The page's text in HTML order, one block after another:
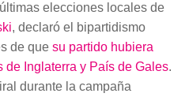
elecciones locales de
, declaró el bipartidismo
de que su partido hubiera
Inglaterra y País de Gales.
durante la campaña